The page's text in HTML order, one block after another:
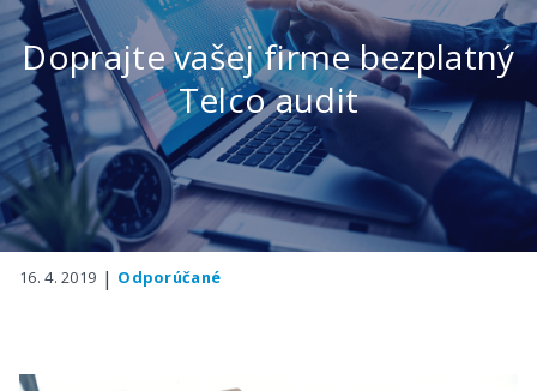
Doprajte vašej firme bezplatný
Telco audit
16. 4. 2019 | Odporúčané